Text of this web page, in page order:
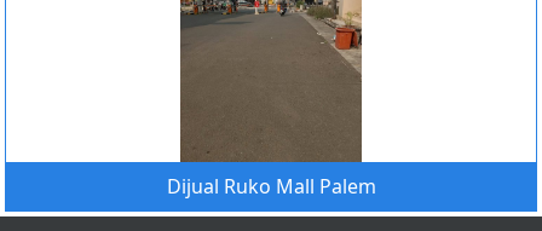
Dijual Ruko Mall Palem